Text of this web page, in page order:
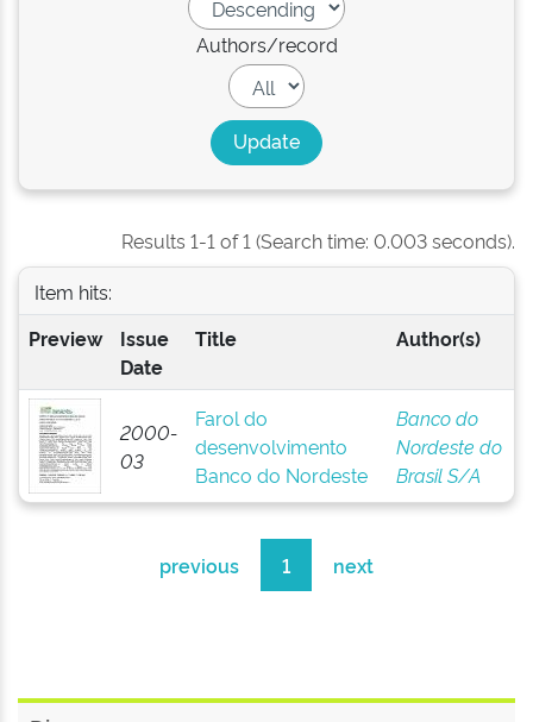
Authors/record
Results 1-1 of 1 (Search time: 0.003 seconds).
Item hits:
Preview
Issue
Date
Title Author(s)
2000-
03
Farol do
desenvolvimento
Banco do Nordeste
Banco do
Nordeste do
Brasil S/A
previous 1 next